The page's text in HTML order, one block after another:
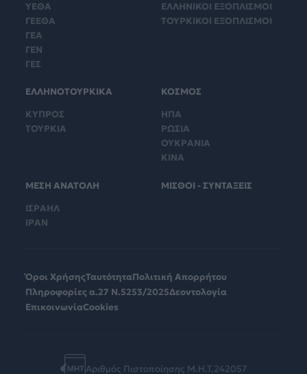
ΥΕΘΑ
ΓΕΕΘΑ
ΓΕΑ
ΓΕΝ
ΓΕΣ
ΕΛΛΗΝΙΚΟΙ ΕΞΟΠΛΙΣΜΟΙ
ΤΟΥΡΚΙΚΟΙ ΕΞΟΠΛΙΣΜΟΙ
ΕΛΛΗΝΟΤΟΥΡΚΙΚΑ
ΚΥΠΡΟΣ
ΤΟΥΡΚΙΑ
ΚΟΣΜΟΣ
ΗΠΑ
ΡΩΣΙΑ
ΟΥΚΡΑΝΙΑ
ΚΙΝΑ
ΜΕΣΗ ΑΝΑΤΟΛΗ
ΙΣΡΑΗΛ
ΙΡΑΝ
ΜΙΣΘΟΙ - ΣΥΝΤΑΞΕΙΣ
Όροι ΧρήσηςΤαυτότηταΠολιτική Απορρήτου
Πληροφορίες α.27 Ν.5253/2025Δεοντολογία
ΕπικοινωνίαCookies
Αριθμός Πιστοποίησης Μ.Η.Τ.242057